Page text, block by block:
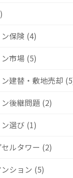
保険 (4)
市場 (5)
建替・敷地売却
後継問題 (2)
選び (1)
ルタワー (2)
ション (5)